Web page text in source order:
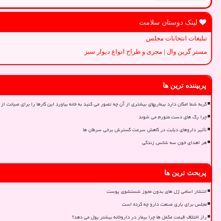
لینک دوستان سلامت
تبلیغات انتخابات مجلس
مستر گرین وال | مجری و طراح انواع دیوار سبز
پربیننده ترین ها
گربه شما امکان دارد بیماریهای بیشتری از آن چه تصور می کنید به خانه بیاورد این کارها را برای صیانت
چرا رگ های دست متورم می شوند
تأثیر داروهای دیابت در کاهش سرعت گسترش برخی سرطان ها
هر اهدای خون سه شانس زندگی
پربحث ترین ها
انتشار اسامی ژل های بدون مجوز شستشوی پوست
مجلس برای یاری صنعت دارو چه کرده است
راز اختلاف قیمت مکمل ها چرا بیمار در داروخانه بیشتر پول می دهد؟